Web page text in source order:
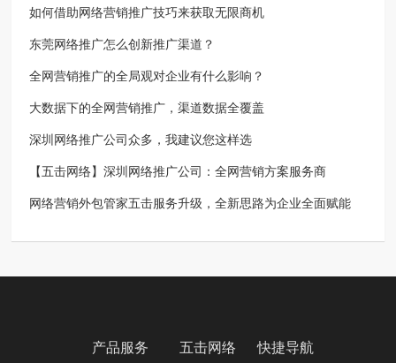
如何借助网络营销推广技巧来获取无限商机
东莞网络推广怎么创新推广渠道？
全网营销推广的全局观对企业有什么影响？
大数据下的全网营销推广，渠道数据全覆盖
深圳网络推广公司众多，我建议您这样选
【五击网络】深圳网络推广公司：全网营销方案服务商
网络营销外包管家五击服务升级，全新思路为企业全面赋能
产品服务 五击网络 快捷导航